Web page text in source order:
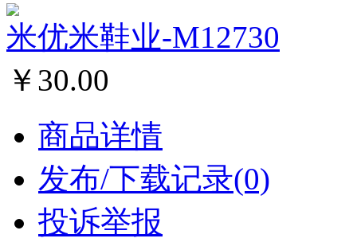
米优米鞋业-M12730
￥30.00
商品详情
发布/下载记录(0)
投诉举报